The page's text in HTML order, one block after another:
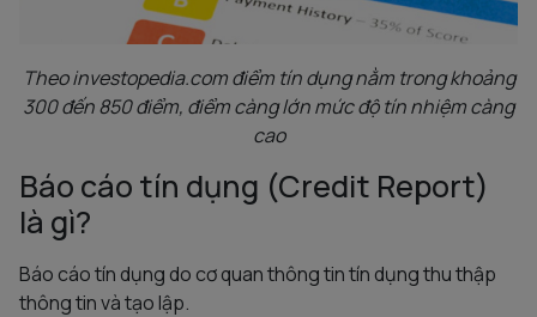
Theo investopedia.com điểm tín dụng nằm trong khoảng
300 đến 850 điểm, điểm càng lớn mức độ tín nhiệm càng
cao
Báo cáo tín dụng (Credit Report)
là gì?
Báo cáo tín dụng do cơ quan thông tin tín dụng thu thập
thông tin và tạo lập.